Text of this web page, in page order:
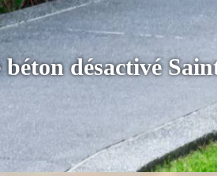
désactivé